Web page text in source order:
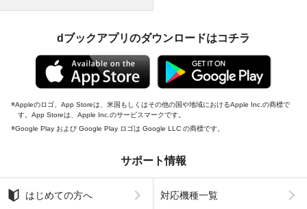
dブックアプリのダウンロードはコチラ
Appleのロゴ、App Storeは、米国もしくはその他の国や地域におけるApple Inc.の商標で
す。App Storeは、Apple Inc.のサービスマークです。
Google Play および Google Play ロゴは Google LLC の商標です。
サポート情報
はじめての方へ 対応機種一覧